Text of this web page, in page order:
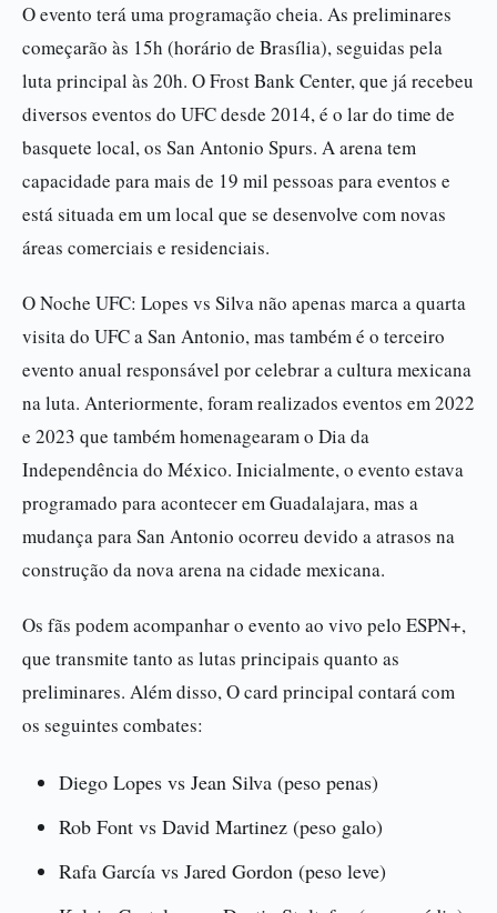
O evento terá uma programação cheia. As preliminares
começarão às 15h (horário de Brasília), seguidas pela
luta principal às 20h. O Frost Bank Center, que já recebeu
diversos eventos do UFC desde 2014, é o lar do time de
basquete local, os San Antonio Spurs. A arena tem
capacidade para mais de 19 mil pessoas para eventos e
está situada em um local que se desenvolve com novas
áreas comerciais e residenciais.
O Noche UFC: Lopes vs Silva não apenas marca a quarta
visita do UFC a San Antonio, mas também é o terceiro
evento anual responsável por celebrar a cultura mexicana
na luta. Anteriormente, foram realizados eventos em 2022
e 2023 que também homenagearam o Dia da
Independência do México. Inicialmente, o evento estava
programado para acontecer em Guadalajara, mas a
mudança para San Antonio ocorreu devido a atrasos na
construção da nova arena na cidade mexicana.
Os fãs podem acompanhar o evento ao vivo pelo ESPN+,
que transmite tanto as lutas principais quanto as
preliminares. Além disso, O card principal contará com
os seguintes combates:
Diego Lopes vs Jean Silva (peso penas)
Rob Font vs David Martinez (peso galo)
Rafa García vs Jared Gordon (peso leve)